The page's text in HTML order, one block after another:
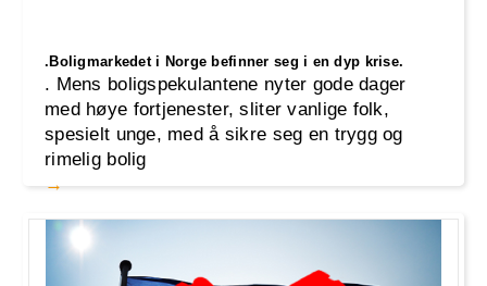
.Boligmarkedet i Norge befinner seg i en dyp krise.
. Mens boligspekulantene nyter gode dager
med høye fortjenester, sliter vanlige folk,
spesielt unge, med å sikre seg en trygg og
rimelig bolig